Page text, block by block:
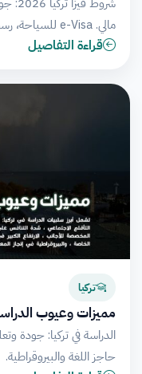
مالي. e-Visa للسياحة، رسوم 60-80 دولارًا.
قراءة التفاصيل
تركيا
مميزات وعيوب
الدراسة في تركيا: جودة
حاجز اللغة والبيروقراطية.